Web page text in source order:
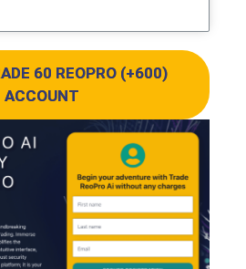
60 REOPRO (+600)
ACCOUNT